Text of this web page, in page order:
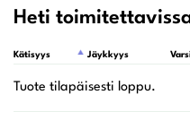
Heti
Kätisyys Jäykkyys